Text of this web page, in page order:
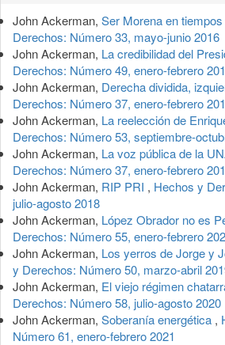
del
artículo
John Ackerman, Ser Morena en
Derechos: Número 33, mayo-junio 2016
John Ackerman, La credibilidad del
Derechos: Número 49, enero-febrero
John Ackerman, Derecha dividida,
Derechos: Número 37, enero-febrero
John Ackerman, La reelección de
Derechos: Número 53, septiembre-
John Ackerman, La voz pública de la
Derechos: Número 37, enero-febrero
John Ackerman, RIP PRI , Hechos y
julio-agosto 2018
John Ackerman, López Obrador no es
Derechos: Número 55, enero-febrero
John Ackerman, Los yerros de Jorge y
y Derechos: Número 50, marzo-abril
John Ackerman, El viejo régimen
Derechos: Número 58, julio-agosto 2020
John Ackerman, Soberanía energética ,
Número 61, enero-febrero 2021